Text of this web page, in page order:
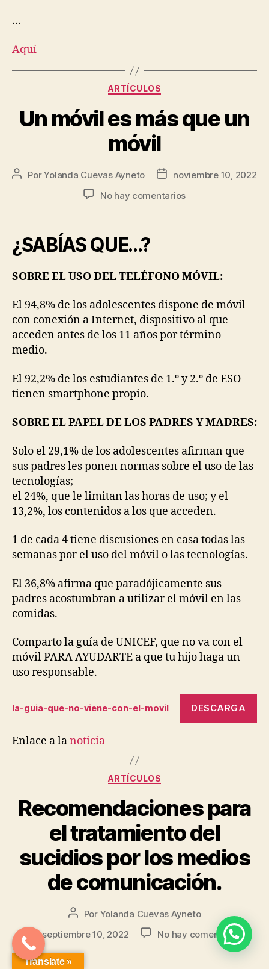
…
Aquí
ARTÍCULOS
Un móvil es más que un
móvil
PorYolanda Cuevas Ayneto
noviembre 10, 2022
No hay comentarios
¿SABÍAS QUE…?
SOBRE EL USO DEL TELÉFONO MÓVIL:
El 94,8% de los adolescentes dispone de móvil
con conexión a Internet, dispositivo al que
acceden antes de los 11 años por término
medio.
El 92,2% de los estudiantes de 1.º y 2.º de ESO
tienen smartphone propio.
SOBRE EL PAPEL DE LOS PADRES Y MADRES:
Solo el 29,1% de los adolescentes afirman que
sus padres les ponen normas sobre el uso de las
tecnologías;
el 24%, que le limitan las horas de uso; y el
13,2%, los contenidos a los que acceden.
1 de cada 4 tiene discusiones en casa todas las
semanas por el uso del móvil o las tecnologías.
El 36,8% afirma que paradójicamente sus
padres acostumbran a utilizar el móvil en las
comidas.
Comparto la guía de UNICEF, que no va con el
móvil PARA AYUDARTE a que tu hijo haga un
uso responsable.
la-guia-que-no-viene-con-el-movil DESCARGA
Enlace a lanoticia
ARTÍCULOS
Recomendaciones para
el tratamiento del
sucidios por los medios
de comunicación.
Por Yolanda Cuevas Ayneto
septiembre 10, 2022
No hay comentarios
Translate »